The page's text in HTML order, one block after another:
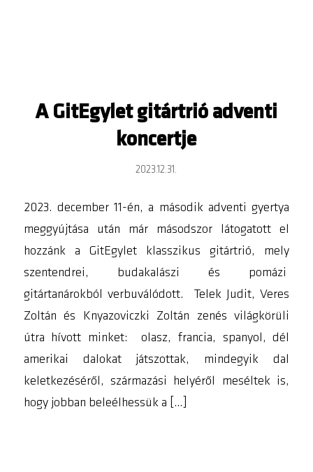
A GitEgylet gitártrió adventi
koncertje
2023.12.31.
2023. december 11-én, a második adventi gyertya
meggyújtása után már másodszor látogatott el
hozzánk a GitEgylet klasszikus gitártrió, mely
szentendrei, budakalászi és pomázi
gitártanárokból verbuválódott. Telek Judit, Veres
Zoltán és Knyazoviczki Zoltán zenés világkörüli
útra hívott minket: olasz, francia, spanyol, dél
amerikai dalokat játszottak, mindegyik dal
keletkezéséről, származási helyéről meséltek is,
hogy jobban beleélhessük a […]